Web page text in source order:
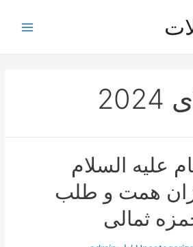
علیه السلام
همت و طلب
ثمالی